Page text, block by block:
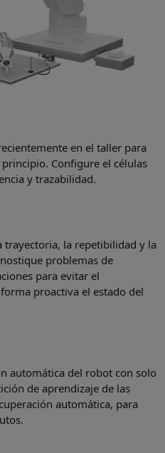
en el taller para
Configure el células
y trazabilidad.
trayectoria, la repetibilidad y la
problemas de
para evitar el
proactiva el estado del
automática del robot con solo
de aprendizaje de las
automática, para